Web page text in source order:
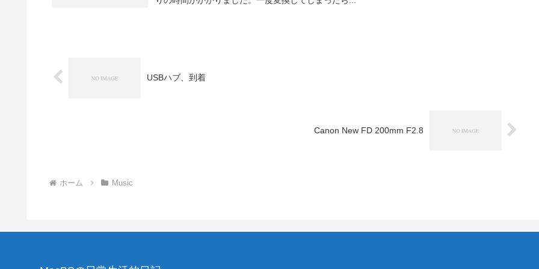
USBハブ、到着
Canon New FD 200mm F2.8
ホーム Music